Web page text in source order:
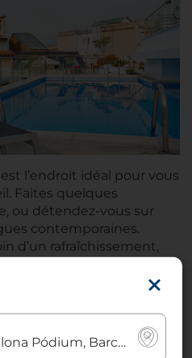
l’endroit idéal pour vous
Faites quelques
ou détendez-vous sur
contemporaines.
d’un rafraîchissement,
de vous apporter un
de l’établissement
à disposition